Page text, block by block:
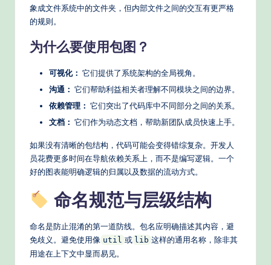
A
fl
o
&
M
象成文件系统中的文件夹，但内部文件之间的交互有更严格
的规则。
为什么要使用包图？
可视化： 它们提供了系统架构的全局视角。
沟通： 它们帮助利益相关者理解不同模块之间的边界。
依赖管理： 它们突出了代码库中不同部分之间的关系。
文档： 它们作为动态文档，帮助新团队成员快速上手。
如果没有清晰的包结构，代码可能会变得错综复杂。开发人
员花费更多时间在导航依赖关系上，而不是编写逻辑。一个
好的图表能明确逻辑的归属以及数据的流动方式。
命名规范与层级结构
命名是防止混淆的第一道防线。包名应明确描述其内容，避
免歧义。避免使用像 util 或 lib 这样的通用名称，除非其
用途在上下文中显而易见。